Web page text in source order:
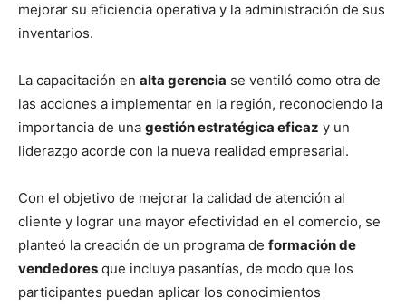
mejorar su eficiencia operativa y la administración de sus
inventarios.
La capacitación en alta gerencia se ventiló como otra de
las acciones a implementar en la región, reconociendo la
importancia de una gestión estratégica eficaz y un
liderazgo acorde con la nueva realidad empresarial.
Con el objetivo de mejorar la calidad de atención al
cliente y lograr una mayor efectividad en el comercio, se
planteó la creación de un programa de formación de
vendedores que incluya pasantías, de modo que los
participantes puedan aplicar los conocimientos